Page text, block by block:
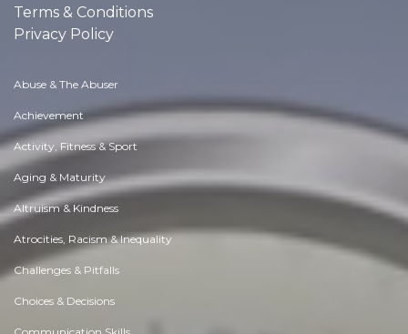
Terms & Conditions
Privacy Policy
Abuse & The Abuser
Achievement
Activity, Fitness & Sport
Aging & Maturity
Altruism & Kindness
Atrocities, Racism & Inequality
Challenges & Pitfalls
Choices & Decisions